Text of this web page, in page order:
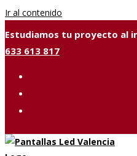
Ir al contenido
Estudiamos tu proyecto al
633 613 817